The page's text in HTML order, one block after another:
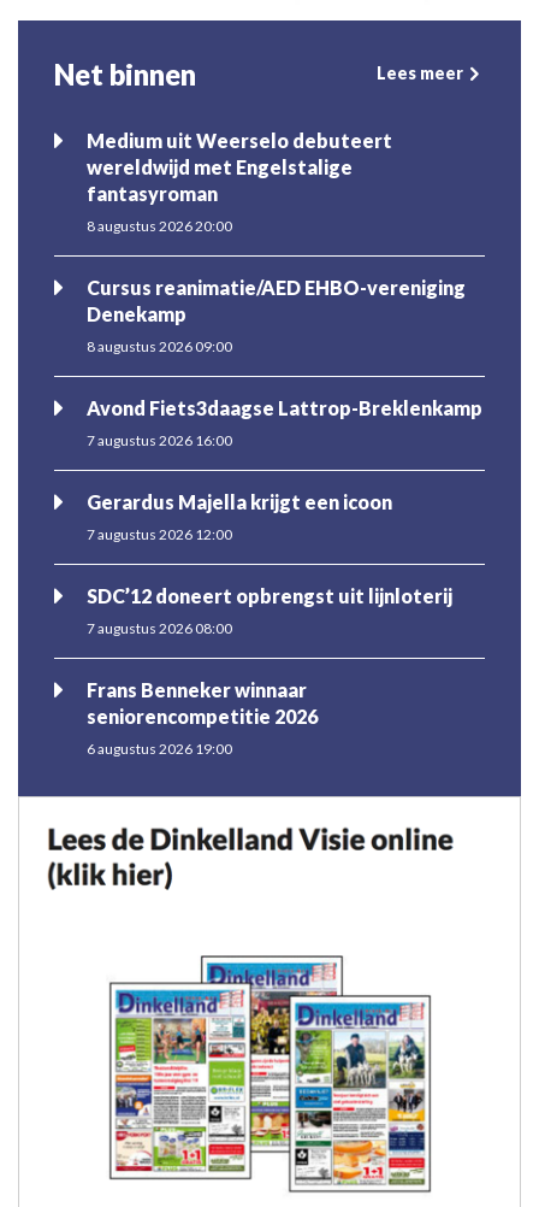
Net binnen Lees meer
Medium uit Weerselo debuteert
wereldwijd met Engelstalige
fantasyroman
8 augustus 2026 20:00
Cursus reanimatie/AED EHBO-vereniging
Denekamp
8 augustus 2026 09:00
Avond Fiets3daagse Lattrop-Breklenkamp
7 augustus 2026 16:00
Gerardus Majella krijgt een icoon
7 augustus 2026 12:00
SDC’12 doneert opbrengst uit lijnloterij
7 augustus 2026 08:00
Frans Benneker winnaar
seniorencompetitie 2026
6 augustus 2026 19:00